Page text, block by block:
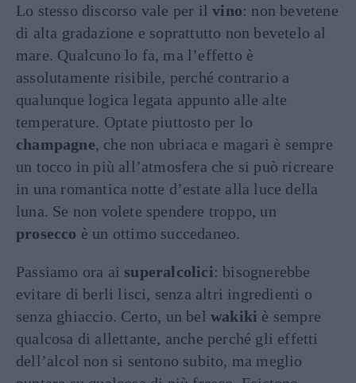
Lo stesso discorso vale per ilvino: non bevetene
di alta gradazione e soprattutto non bevetelo al
mare. Qualcuno lo fa, ma l’effetto è
assolutamente risibile, perché contrario a
qualunque logica legata appunto alle alte
temperature. Optate piuttosto per lo
champagne, che non ubriaca e magari è sempre
un tocco in più all’atmosfera che si può ricreare
in una romantica notte d’estate alla luce della
luna. Se non volete spendere troppo, un
prosecco è un ottimo succedaneo.
Passiamo ora ai superalcolici: bisognerebbe
evitare di berli lisci, senza altri ingredienti o
senza ghiaccio. Certo, un bel wakiki è sempre
qualcosa di allettante, anche perché gli effetti
dell’alcol non si sentono subito, ma meglio